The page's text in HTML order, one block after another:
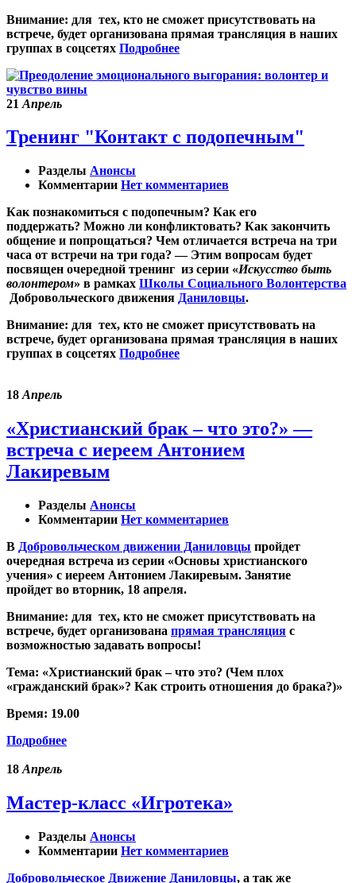
Внимание: для тех, кто не сможет присутствовать на
встрече, будет организована прямая трансляция в наших
группах в соцсетях Подробнее
21 Апрель
Тренинг "Контакт с подопечным"
Разделы Анонсы
Комментарии Нет комментариев
Как познакомиться с подопечным? Как его
поддержать? Можно ли конфликтовать? Как закончить
общение и попрощаться? Чем отличается встреча на три
часа от встречи на три года? — Этим вопросам будет
посвящен очередной тренинг из серии «Искусство быть
волонтером» в рамках Школы Социального Волонтерства
Добровольческого движения Даниловцы.
Внимание: для тех, кто не сможет присутствовать на
встрече, будет организована прямая трансляция в наших
группах в соцсетях Подробнее
18 Апрель
«Христианский брак – что это?» —
встреча с иереем Антонием
Лакиревым
Разделы Анонсы
Комментарии Нет комментариев
В Добровольческом движении Даниловцы пройдет
очередная встреча из серии «Основы христианского
учения» с иереем Антонием Лакиревым. Занятие
пройдет во вторник, 18 апреля.
Внимание: для тех, кто не сможет присутствовать на
встрече, будет организована прямая трансляция с
возможностью задавать вопросы!
Тема: «Христианский брак – что это? (Чем плох
«гражданский брак»? Как строить отношения до брака?)»
Время: 19.00
Подробнее
18 Апрель
Мастер-класс «Игротека»
Разделы Анонсы
Комментарии Нет комментариев
Добровольческое Движение Даниловцы, а так же